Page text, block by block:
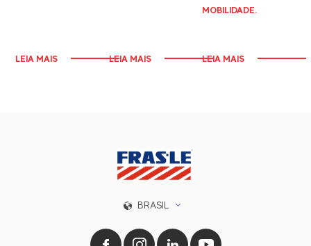
LEIA MAIS LEIA MAIS
MOBILIDADE.
LEIA MAIS
BRASIL